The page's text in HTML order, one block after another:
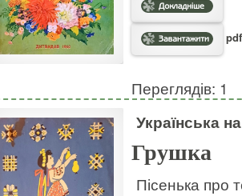
Переглядів: 1
Українська
Грушка
Пісенька про